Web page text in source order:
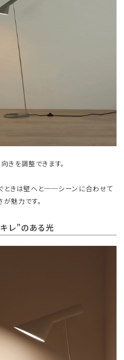
きを調整できます。
ときは壁へと──シーンに合わせて
魅力です。
レ”のある光